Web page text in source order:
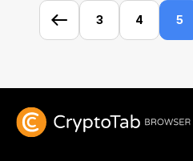
plus puissant. C'est
3 4 5